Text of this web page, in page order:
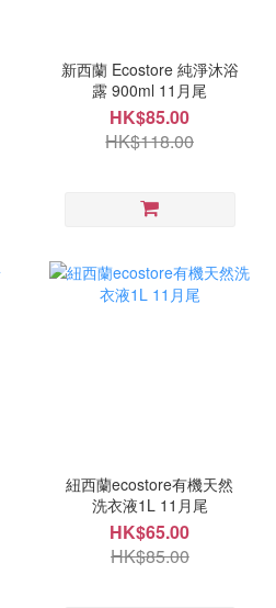
新西蘭 Ecostore 純淨沐浴
露 900ml 11月尾
HK$85.00
HK$118.00
紐西蘭ecostore有機天然
洗衣液1L 11月尾
HK$65.00
HK$85.00